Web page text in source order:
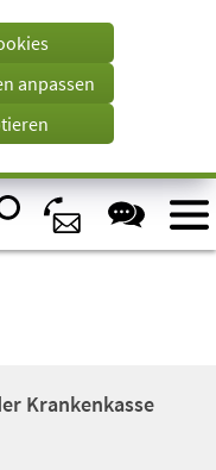
anpassen
Krankenkasse